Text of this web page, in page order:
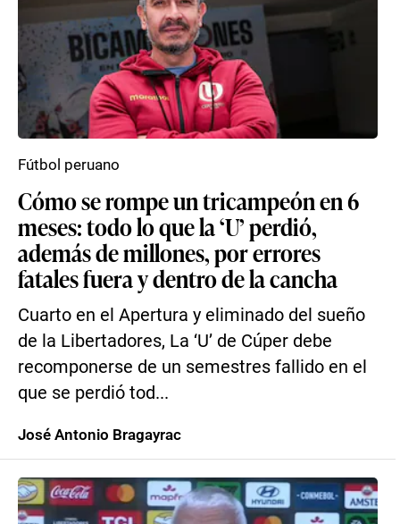
Cómo se rompe un tricampeón en 6
meses: todo lo que la ‘U’ perdió,
además de millones, por errores
fatales fuera y dentro de la cancha
Cuarto en el Apertura y eliminado del sueño
de la Libertadores, La ‘U’ de Cúper debe
recomponerse de un semestres fallido en el
que se perdió tod...
Fútbol peruano
José Antonio Bragayrac